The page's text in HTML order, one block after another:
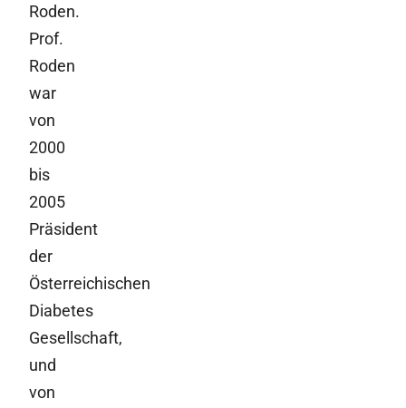
Roden.
Prof.
Roden
war
von
2000
bis
2005
Präsident
der
Österreichischen
Diabetes
Gesellschaft,
und
von